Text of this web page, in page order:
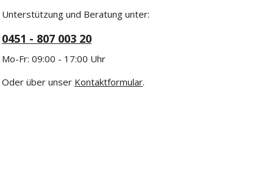
Unterstützung und Beratung unter:
0451 - 807 003 20
Mo-Fr: 09:00 - 17:00 Uhr
Oder über unser Kontaktformular.